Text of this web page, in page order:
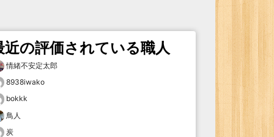
近の評価されている職人
情緒不安定太郎
8938iwako
bokkk
鳥人
炭